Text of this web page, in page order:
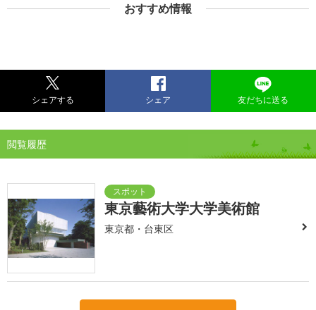
おすすめ情報
シェアする シェア 友だちに送る
閲覧履歴
東京藝術大学大学美術館
東京都・台東区